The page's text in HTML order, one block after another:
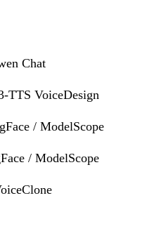
Chat
TTS VoiceDesign
/ ModelScope
/ ModelScope